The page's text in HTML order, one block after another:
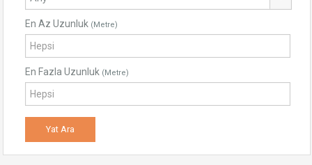
En Az Uzunluk (Metre)
En Fazla Uzunluk (Metre)